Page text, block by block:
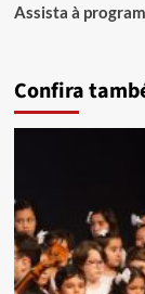
Assista à
Confira